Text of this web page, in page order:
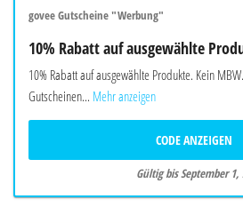
govee Gutscheine "Werbung"
10% Rabatt auf ausgewählte
10% Rabatt auf ausgewählte Produkte. Kein
Gutscheinen... Mehr anzeigen
CODE ANZEIGEN
Gültig bis September 1,